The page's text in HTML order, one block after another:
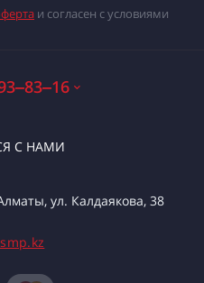
и согласен с условиями
С НАМИ
ул. Калдаякова, 38